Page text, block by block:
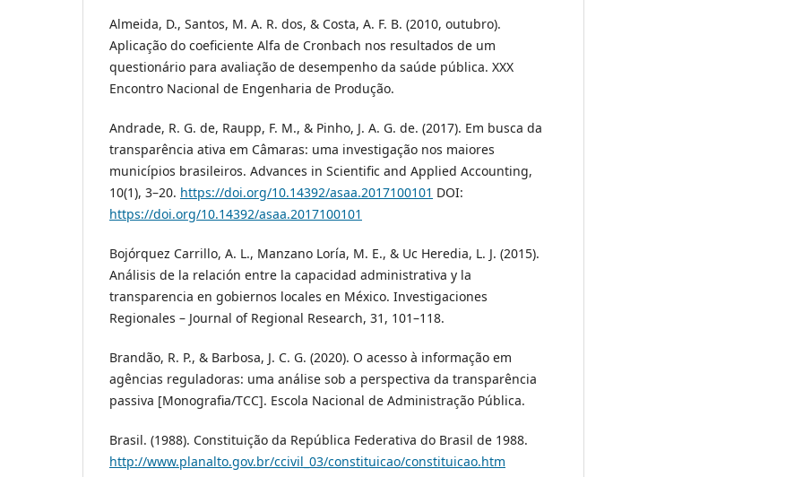
Almeida, D., Santos, M. A. R. dos, & Costa, A. F. B. (2010, outubro).
Aplicação do coeficiente Alfa de Cronbach nos resultados de um
questionário para avaliação de desempenho da saúde pública. XXX
Encontro Nacional de Engenharia de Produção.
Andrade, R. G. de, Raupp, F. M., & Pinho, J. A. G. de. (2017). Em busca da
transparência ativa em Câmaras: uma investigação nos maiores
municípios brasileiros. Advances in Scientific and Applied Accounting,
10(1), 3–20. https://doi.org/10.14392/asaa.2017100101 DOI:
https://doi.org/10.14392/asaa.2017100101
Bojórquez Carrillo, A. L., Manzano Loría, M. E., & Uc Heredia, L. J. (2015).
Análisis de la relación entre la capacidad administrativa y la
transparencia en gobiernos locales en México. Investigaciones
Regionales – Journal of Regional Research, 31, 101–118.
Brandão, R. P., & Barbosa, J. C. G. (2020). O acesso à informação em
agências reguladoras: uma análise sob a perspectiva da transparência
passiva [Monografia/TCC]. Escola Nacional de Administração Pública.
Brasil. (1988). Constituição da República Federativa do Brasil de 1988.
http://www.planalto.gov.br/ccivil_03/constituicao/constituicao.htm